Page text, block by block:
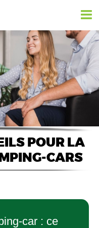
POUR LA
CARS
car : ce